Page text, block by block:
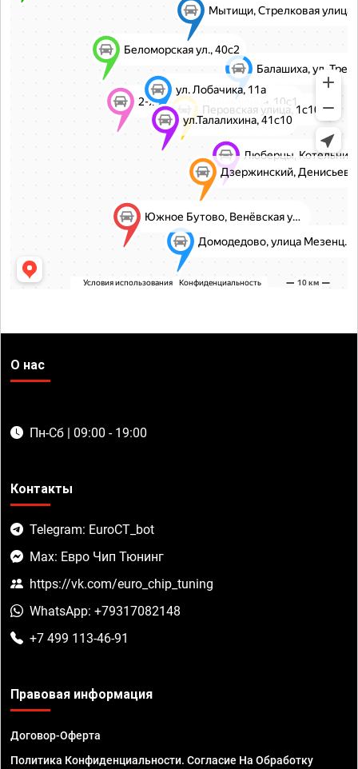
О нас
Пн-Сб | 09:00 - 19:00
Контакты
Telegram: EuroCT_bot
Max: Евро Чип Тюнинг
https://vk.com/euro_chip_tuning
WhatsApp: +79317082148
+7 499 113-46-91
Правовая информация
Договор-Оферта
Политика Конфиденциальности. Согласие На Обработку